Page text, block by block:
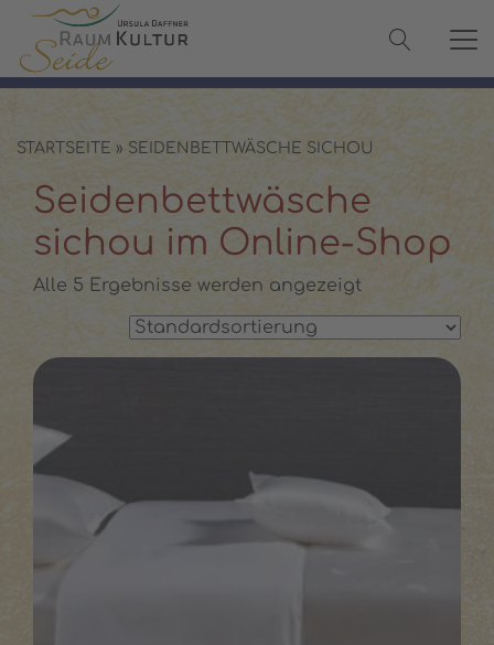
✓ 100 % Maulbeerseide
✓ Versand in 2–3 Werktagen
✓ Persönliche Beratung:
STARTSEITE » SEIDENBETTWÄSCHE SICHOU
Seidenbettwäsche
sichou im Online-Shop
Alle 5 Ergebnisse werden angezeigt